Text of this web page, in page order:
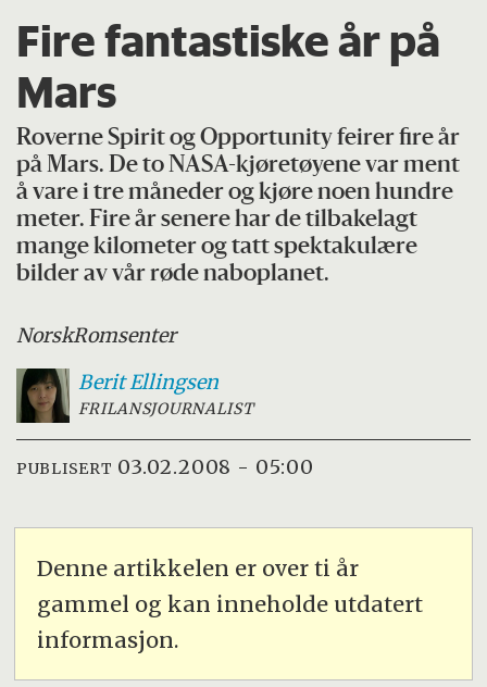
Fire fantastiske år på
Mars
Roverne Spirit og Opportunity feirer fire år
på Mars. De to NASA-kjøretøyene var ment
å vare i tre måneder og kjøre noen hundre
meter. Fire år senere har de tilbakelagt
mange kilometer og tatt spektakulære
bilder av vår røde naboplanet.
NorskRomsenter
BeritEllingsen
FRILANSJOURNALIST
PUBLISERT 03.02.2008 - 05:00
Denne artikkelen er over ti år
gammel og kan inneholde utdatert
informasjon.